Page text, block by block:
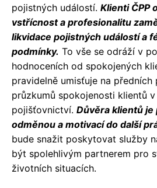
pojistných událostí. Klienti ČPP
vstřícnost a profesionalitu
likvidace pojistných událostí a
podmínky. To vše se odráží v
hodnoceních od spokojených
pravidelně umisťuje na
průzkumů spokojenosti klientů
pojišťovnictví. Důvěra klientů je
odměnou a motivací do další
bude snažit poskytovat služby
být spolehlivým partnerem pro
životních situacích.